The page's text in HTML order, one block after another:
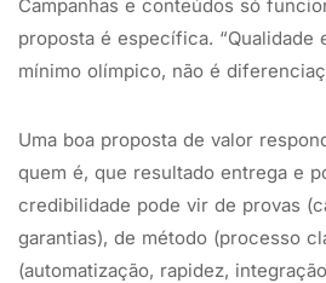
Campanhas e conteúdos só
proposta é específica. “Qualidade
mínimo olímpico, não é
Uma boa proposta de valor
quem é, que resultado entrega e
credibilidade pode vir de provas
garantias), de método (processo
(automatização, rapidez,